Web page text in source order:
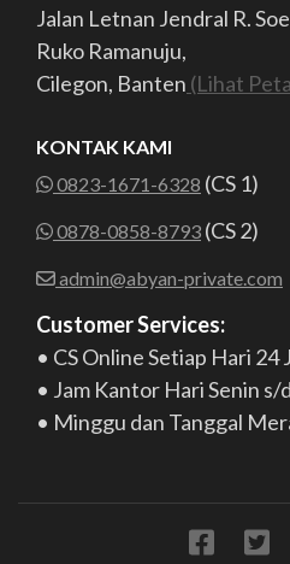
Jalan Letnan Jendral R.
Ruko Ramanuju,
Cilegon, Banten (Lihat
KONTAK KAMI
0823-1671-6328 (CS 1)
0878-0858-8793 (CS 2)
admin@abyan-private.com
Customer Services:
• CS Online Setiap Hari 24
• Jam Kantor Hari Senin s/
• Minggu dan Tanggal